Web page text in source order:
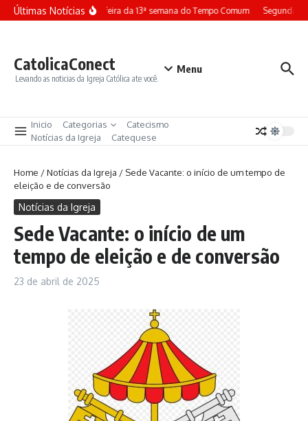
Ir para o conteúdo
Últimas NotíciasTerça-feira da 13ª semana do Tempo Comum Segunda-
CatolicaConect
Levando as noticias da Igreja Católica ate você.
Menu
Inicio Categorias
Catecismo
Notícias da Igreja
Catequese
Home /Notícias da Igreja / Sede Vacante: o início de um tempo de
eleição e de conversão
Notícias da Igreja
Sede Vacante: o início de um
tempo de eleição e de conversão
23 de abril de 2025